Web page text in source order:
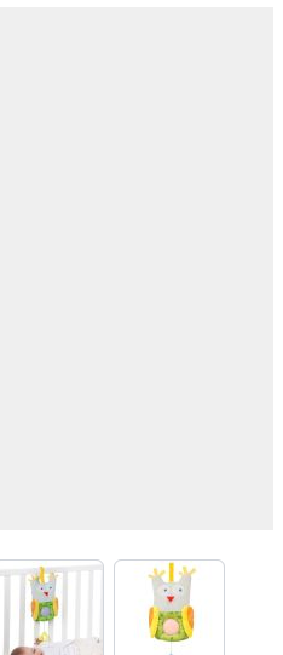
image
View larger imageView larger